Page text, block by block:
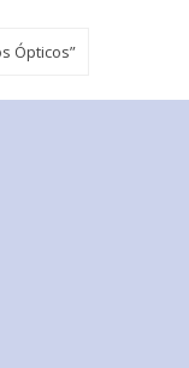
Ópticos”